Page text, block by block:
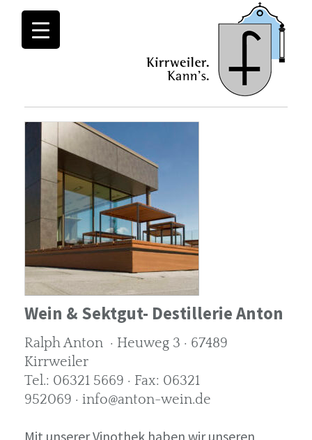
Wein & Sektgut- Destillerie Anton
Ralph Anton · Heuweg 3 · 67489
Kirrweiler
Tel.: 06321 5669 · Fax: 06321
952069 · info@anton-wein.de
Mit unserer Vinothek haben wir unseren